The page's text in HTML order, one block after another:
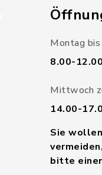
Montag
8.00-
Mittwoch
14.00-
Sie
bitte